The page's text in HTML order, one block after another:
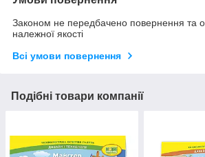
Законом не передбачено повернення та
належної якості
Всі умови повернення
Подібні товари компанії